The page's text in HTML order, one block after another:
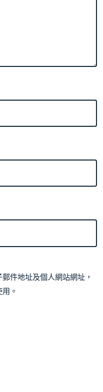
件地址及個人網站網址，
。